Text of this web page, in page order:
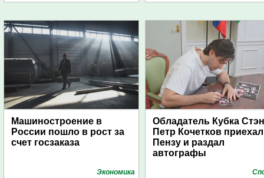
Машиностроение в
России пошло в рост за
счет госзаказа
Экономика
Обладатель Кубка
Петр Кочетков
Пензу и раздал
автографы